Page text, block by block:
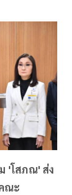
'โสภณ' ส่ง
ณะ